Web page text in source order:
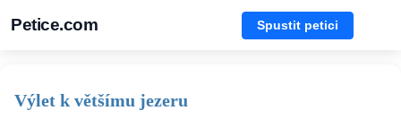
Petice.com Spustit petici
Výlet k většímu jezeru